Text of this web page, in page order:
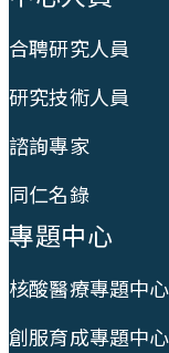
合聘研究人員
研究技術人員
諮詢專家
同仁名錄
專題中心
核酸醫療專題中心
創服育成專題中心